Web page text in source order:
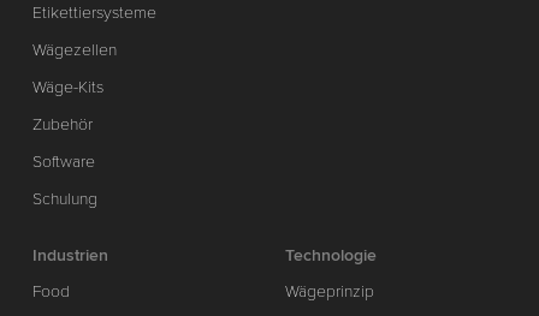
Etikettiersysteme
Wägezellen
Wäge-Kits
Zubehör
Software
Schulung
Industrien
Food
Technologie
Wägeprinzip